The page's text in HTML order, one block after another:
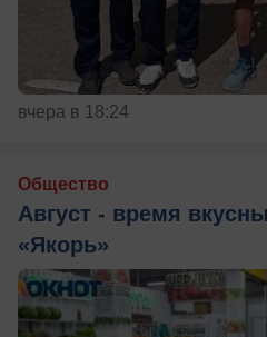
вчера в 18:24
Общество
Август - время
«Якорь»